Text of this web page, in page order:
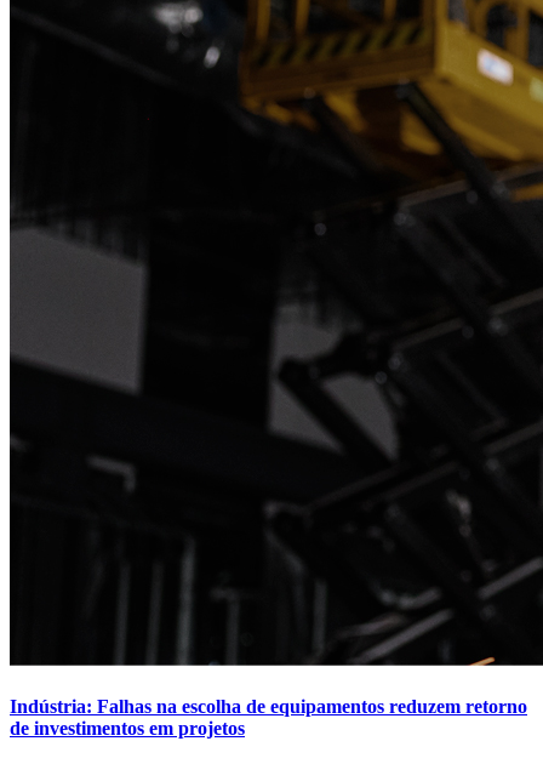
Indústria: Falhas na escolha de equipamentos reduzem retorno
de investimentos em projetos